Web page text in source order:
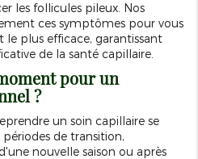
les follicules pileux. Nos
ces symptômes pour vous
plus efficace, garantissant
de la santé capillaire.
pour un
?
un soin capillaire se
de transition,
nouvelle saison ou après